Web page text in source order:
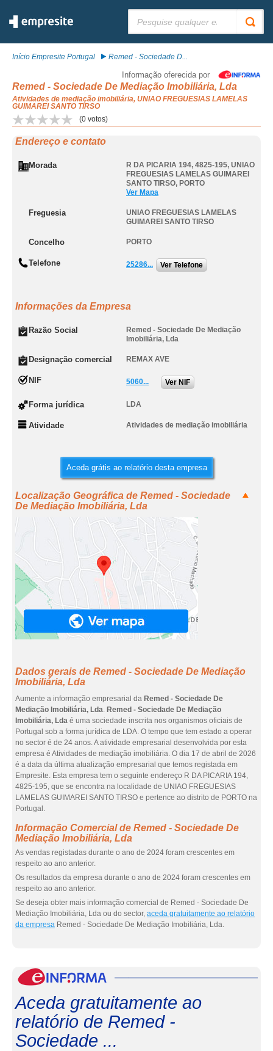
Início Empresite Portugal Remed - Sociedade D...
Informação oferecida por
Remed - Sociedade De Mediação Imobiliária, Lda
Atividades de mediação imobiliária, UNIAO FREGUESIAS LAMELAS
GUIMAREI SANTO TIRSO
(0 votos)
Endereço e contato
Morada R DA PICARIA 194, 4825-195, UNIAO
FREGUESIAS LAMELAS GUIMAREI
SANTO TIRSO, PORTO
Ver Mapa
Freguesia
UNIAO FREGUESIAS LAMELAS
GUIMAREI SANTO TIRSO
Concelho PORTO
Telefone 25286... Ver Telefone
Informações da Empresa
Razão Social
Remed - Sociedade De Mediação
Imobiliária, Lda
Designação comercial REMAX AVE
NIF 5060... Ver NIF
Forma jurídica LDA
Atividade Atividades de mediação imobiliária
Aceda grátis ao relatório desta empresa
Localização Geográfica de Remed - Sociedade
De Mediação Imobiliária, Lda
Dados gerais de Remed - Sociedade De Mediação
Imobiliária, Lda
Aumente a informação empresarial da Remed - Sociedade De
Mediação Imobiliária, Lda. Remed - Sociedade De Mediação
Imobiliária, Lda é uma sociedade inscrita nos organismos oficiais de
Portugal sob a forma jurídica de LDA. O tempo que tem estado a operar
no sector é de 24 anos. A atividade empresarial desenvolvida por esta
empresa é Atividades de mediação imobiliária. O dia 17 de abril de 2026
é a data da última atualização empresarial que temos registada em
Empresite. Esta empresa tem o seguinte endereço R DA PICARIA 194,
4825-195, que se encontra na localidade de UNIAO FREGUESIAS
LAMELAS GUIMAREI SANTO TIRSO e pertence ao distrito de PORTO na
Portugal.
Informação Comercial de Remed - Sociedade De
Mediação Imobiliária, Lda
As vendas registadas durante o ano de 2024 foram crescentes em
respeito ao ano anterior.
Os resultados da empresa durante o ano de 2024 foram crescentes em
respeito ao ano anterior.
Se deseja obter mais informação comercial de Remed - Sociedade De
Mediação Imobiliária, Lda ou do sector, aceda gratuitamente ao relatório
da empresa Remed - Sociedade De Mediação Imobiliária, Lda.
Aceda gratuitamente ao
relatório de Remed -
Sociedade ...